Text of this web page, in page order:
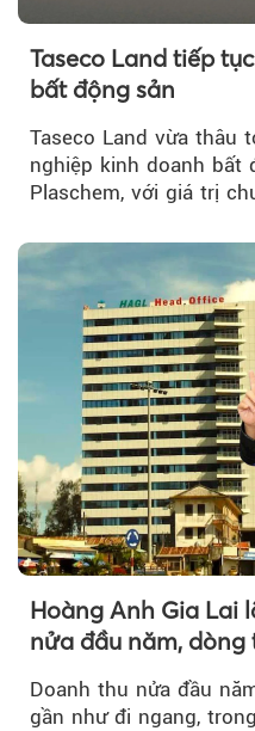
Taseco Land tiếp
bất động sản
Taseco Land vừa thâu
nghiệp kinh doanh bất
Plaschem, với giá trị
Hoàng Anh Gia Lai
nửa đầu năm,
Doanh thu nửa đầu
gần như đi ngang,